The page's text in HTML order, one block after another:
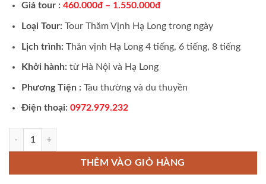
là:
850.000 ₫.
tại
là:
680.000 ₫.
Giá tour : 460.000đ – 1.550.000đ
Loại Tour:Tour Thăm Vịnh Hạ Long trong ngày
Lịch trình: Thăn vịnh Hạ Long 4 tiếng, 6 tiếng, 8 tiếng
Khởi hành:từ Hà Nội và Hạ Long
Phương Tiện :Tàu thường và du thuyền
Điện thoại: 0972.979.232
Tour Thăm Vịnh Hạ Long trong ngày số lượng
THÊM VÀO GIỎ HÀNG